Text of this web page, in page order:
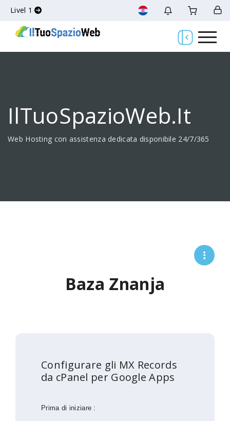
Livel 1
IlTuoSpazioWeb.it
Web Hosting con assistenza dedicata disponibile 24/7/365
Baza Znanja
Configurare gli MX Records
da cPanel per Google Apps
Prima di iniziare :